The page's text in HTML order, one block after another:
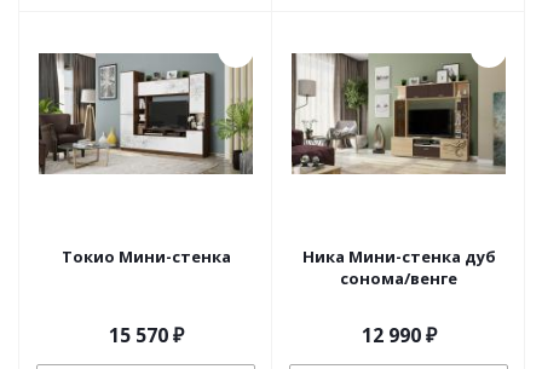
Токио Мини-стенка
15 570₽
Ника Мини-стенка дуб
сонома/венге
12 990₽